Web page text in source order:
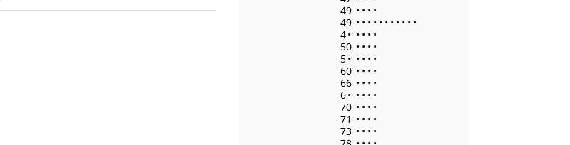
49 • • • •
49 • • • • • • • • • • •
4• • • • •
50 • • • •
5• • • • •
60 • • • •
66 • • • •
6• • • • •
70 • • • •
71 • • • •
73 • • • •